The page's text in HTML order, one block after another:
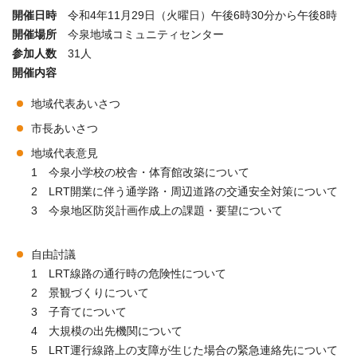
開催日時 令和4年11月29日（火曜日）午後6時30分から午後8時
開催場所 今泉地域コミュニティセンター
参加人数 31人
開催内容
地域代表あいさつ
市長あいさつ
地域代表意見
1 今泉小学校の校舎・体育館改築について
2 LRT開業に伴う通学路・周辺道路の交通安全対策について
3 今泉地区防災計画作成上の課題・要望について
自由討議
1 LRT線路の通行時の危険性について
2 景観づくりについて
3 子育てについて
4 大規模の出先機関について
5 LRT運行線路上の支障が生じた場合の緊急連絡先について